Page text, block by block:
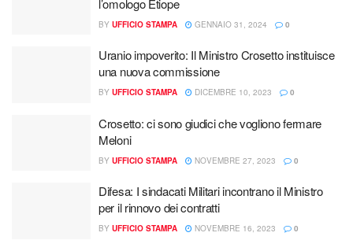
BY UFFICIO STAMPA GENNAIO 31, 2024 0
Uranio impoverito: Il Ministro Crosetto instituisce
una nuova commissione
BY UFFICIO STAMPA DICEMBRE 10, 2023 0
Crosetto: ci sono giudici che vogliono fermare
Meloni
BY UFFICIO STAMPA NOVEMBRE 27, 2023 0
Difesa: I sindacati Militari incontrano il Ministro
per il rinnovo dei contratti
BY UFFICIO STAMPA NOVEMBRE 16, 2023 0